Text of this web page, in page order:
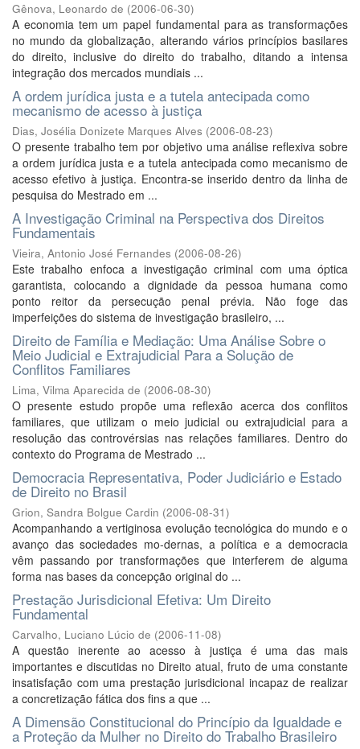
Gênova, Leonardo de (2006-06-30)
A economia tem um papel fundamental para as transformações
no mundo da globalização, alterando vários princípios basilares
do direito, inclusive do direito do trabalho, ditando a intensa
integração dos mercados mundiais ...
A ordem jurídica justa e a tutela antecipada como
mecanismo de acesso à justiça
Dias, Josélia Donizete Marques Alves (2006-08-23)
O presente trabalho tem por objetivo uma análise reflexiva sobre
a ordem jurídica justa e a tutela antecipada como mecanismo de
acesso efetivo à justiça. Encontra-se inserido dentro da linha de
pesquisa do Mestrado em ...
A Investigação Criminal na Perspectiva dos Direitos
Fundamentais
Vieira, Antonio José Fernandes (2006-08-26)
Este trabalho enfoca a investigação criminal com uma óptica
garantista, colocando a dignidade da pessoa humana como
ponto reitor da persecução penal prévia. Não foge das
imperfeições do sistema de investigação brasileiro, ...
Direito de Família e Mediação: Uma Análise Sobre o
Meio Judicial e Extrajudicial Para a Solução de
Conflitos Familiares
Lima, Vilma Aparecida de (2006-08-30)
O presente estudo propõe uma reflexão acerca dos conflitos
familiares, que utilizam o meio judicial ou extrajudicial para a
resolução das controvérsias nas relações familiares. Dentro do
contexto do Programa de Mestrado ...
Democracia Representativa, Poder Judiciário e Estado
de Direito no Brasil
Grion, Sandra Bolgue Cardin (2006-08-31)
Acompanhando a vertiginosa evolução tecnológica do mundo e o
avanço das sociedades mo-dernas, a política e a democracia
vêm passando por transformações que interferem de alguma
forma nas bases da concepção original do ...
Prestação Jurisdicional Efetiva: Um Direito
Fundamental
Carvalho, Luciano Lúcio de (2006-11-08)
A questão inerente ao acesso à justiça é uma das mais
importantes e discutidas no Direito atual, fruto de uma constante
insatisfação com uma prestação jurisdicional incapaz de realizar
a concretização fática dos fins a que ...
A Dimensão Constitucional do Princípio da Igualdade e
a Proteção da Mulher no Direito do Trabalho Brasileiro